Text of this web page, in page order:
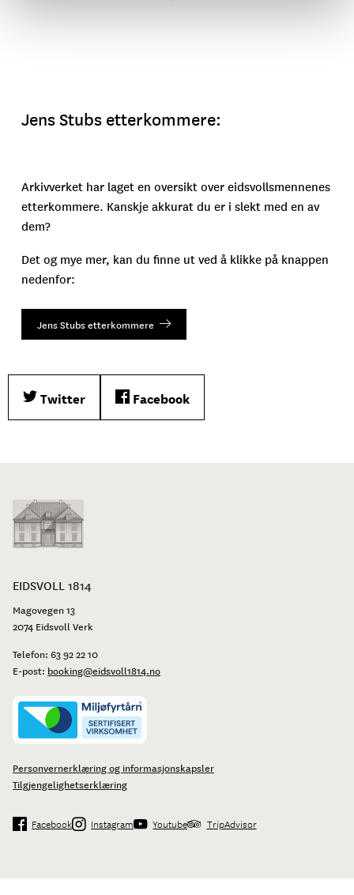
Jens Stubs etterkommere:
Arkivverket har laget en oversikt over eidsvollsmennenes
etterkommere. Kanskje akkurat du er i slekt med en av
dem?
Det og mye mer, kan du finne ut ved å klikke på knappen
nedenfor:
Jens Stubs etterkommere
Twitter Facebook
EIDSVOLL 1814
Magovegen 13
2074 Eidsvoll Verk
Telefon: 63 92 22 10
E-post: booking@eidsvoll1814.no
Personvernerklæring og informasjonskapsler
Tilgjengelighetserklæring
Facebook Instagram Youtube TripAdvisor